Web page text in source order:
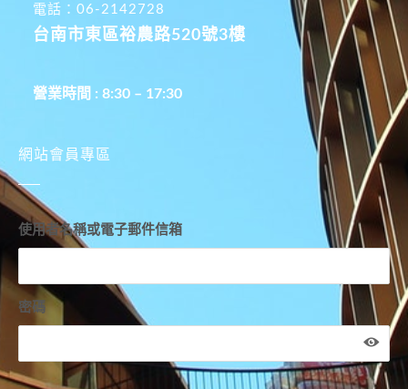
電話：06-2142728
台南市東區裕農路520號3樓
營業時間 : 8:30 – 17:30
網站會員專區
使用者名稱或電子郵件信箱
密碼